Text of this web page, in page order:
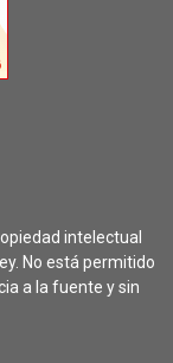
intelectual
No está permitido
a la fuente y sin